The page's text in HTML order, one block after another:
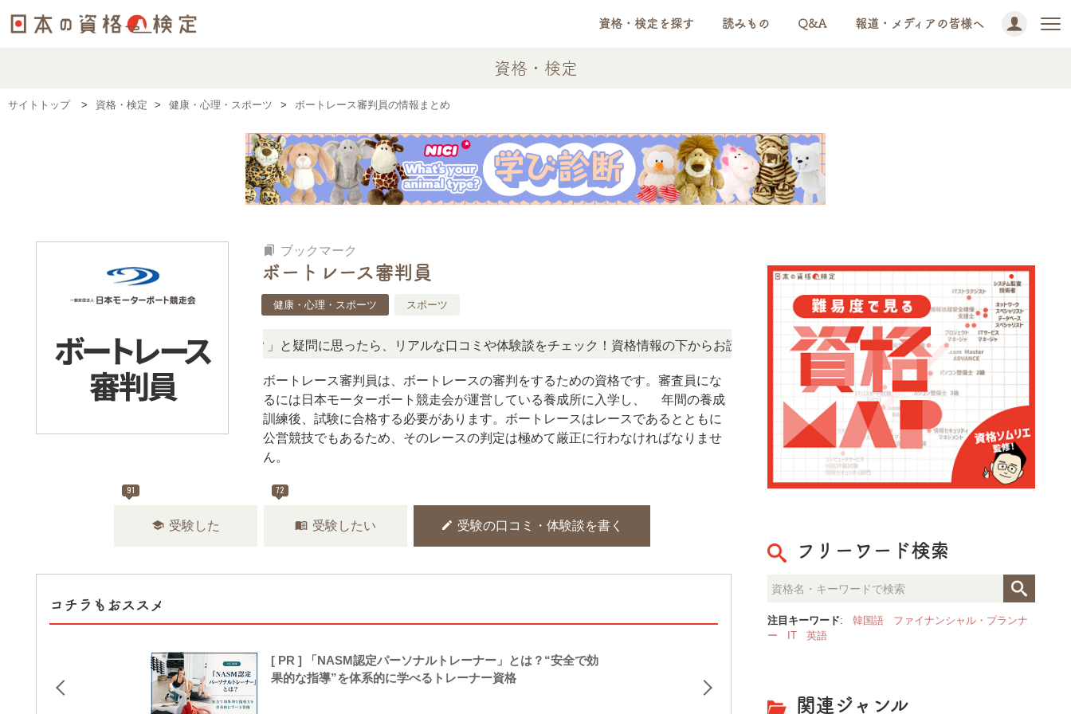
資格・検定を探す 読みもの Q&A 報道・メディアの皆様へ
資格・検定
サイトトップ 資格・検定 健康・心理・スポーツ ボートレース審判員の情報まとめ
bookmarks ブックマーク
ボートレース審判員
健康・心理・スポーツ スポーツ
この検定、難しい？」「どんな試験？」と疑問に思ったら、リアルな口コミや体験談をチェック！資格情報の下からお読みいただけます。 NEWS! 「この検定、難しい？」「どんな
ボートレース審判員は、ボートレースの審判をするための資格です。審査員にな
るには日本モーターボート競走会が運営している養成所に入学し、1年間の養成
訓練後、試験に合格する必要があります。ボートレースはレースであるとともに
公営競技でもあるため、そのレースの判定は極めて厳正に行わなければなりませ
ん。
91
school 受験した
72
menu_book 受験したい edit 受験の口コミ・体験談を書く
コチラもおススメ
[ PR ] 「NASM認定パーソナルトレーナー」とは？“安全で効
果的な指導”を体系的に学べるトレーナー資格
フリーワード検索
注目キーワード: 韓国語
ファイナンシャル・プランナ
ー
IT 英語
関連ジャンル